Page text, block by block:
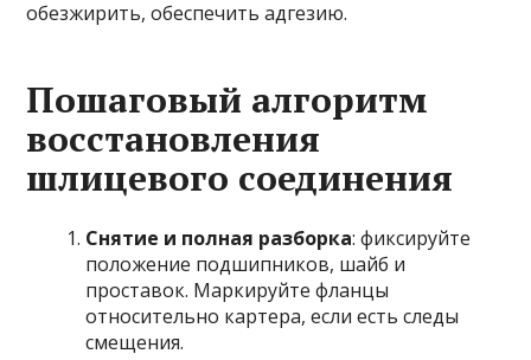
обезжирить, обеспечить адгезию.
Пошаговый алгоритм
восстановления
шлицевого соединения
Снятие и полная разборка: фиксируйте
положение подшипников, шайб и
проставок. Маркируйте фланцы
относительно картера, если есть следы
смещения.